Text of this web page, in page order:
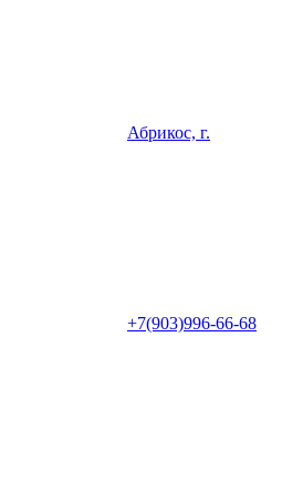
Абрикос, г.
+7(903)996-66-68